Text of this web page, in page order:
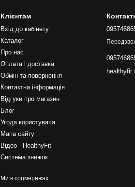
Клієнтам
Вхід до кабінету
Каталог
Про нас
Оплата і доставка
Обмін та повернення
Контактна інформація
Відгуки про магазин
Блог
Угода користувача
Мапа сайту
Відео - HealthyFit
Система знижок
Ми в соцмережах